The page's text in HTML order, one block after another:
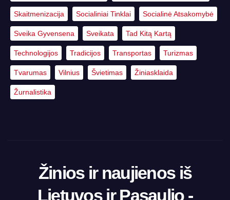
Skaitmenizacija Socialiniai Tinklai Socialinė Atsakomybė
Sveika Gyvensena Sveikata Tad Kitą Kartą
Technologijos Tradicijos Transportas Turizmas
Tvarumas Vilnius Švietimas Žiniasklaida
Žurnalistika
Žinios ir naujienos iš
Lietuvos ir Pasaulio -